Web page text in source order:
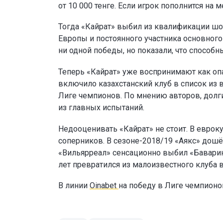
от 10 000 тенге. Если игрок пополнится
Тогда «Кайрат» выбил из квалификации
Европы и постоянного участника
ни одной победы, но показали, что
Теперь «Кайрат» уже воспринимают как
включило казахстанский клуб в список
Лиге чемпионов. По мнению авторов,
из главных испытаний.
Недооценивать «Кайрат» не стоит. В
соперников. В сезоне-2018/19 «Аякс»
«Вильярреал» сенсационно выбил
лет превратился из малоизвестного клуба
В линии Oinabet на победу в Лиге